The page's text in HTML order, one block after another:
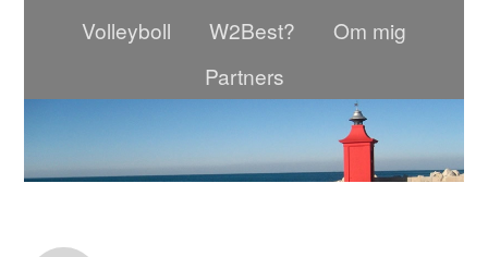
Volleyboll
W2Best?
Om mig
Partners